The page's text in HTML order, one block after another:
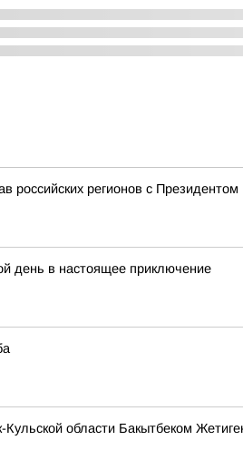
российских регионов с
день в настоящее приключение
области Бакытбеком